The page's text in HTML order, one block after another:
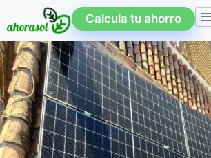
Calcula tu ahorro